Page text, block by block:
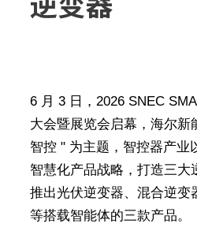
6 月 3 日，2026 SNEC
大会暨展览会启幕，海尔新
智控 " 为主题，智控器产业
智慧化产品战略，打造三大
推出光伏逆变器、混合逆变
等搭载智能体的三款产品。